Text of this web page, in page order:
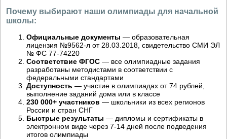
Почему выбирают наши олимпиады для начальной
школы:
Официальные документы — образовательная
лицензия №9562-л от 28.03.2018, свидетельство СМИ ЭЛ
№ ФС 77-74220
Соответствие ФГОС — все олимпиадные задания
разработаны методистами в соответствии с
федеральными стандартами
Доступность — участие в олимпиадах от 74 рублей,
выполнение заданий дома или в классе
230 000+ участников — школьники из всех регионов
России и стран СНГ
Быстрые результаты — дипломы и сертификаты в
электронном виде через 7-14 дней после подведения
итогов олимпиады